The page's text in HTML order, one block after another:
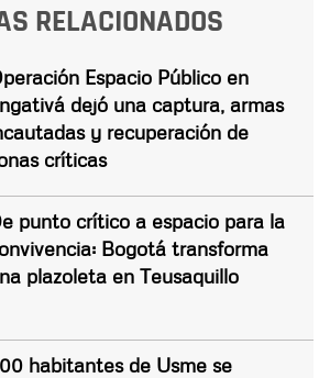
RELACIONADOS
Espacio Público en
dejó una captura, armas
y recuperación de
críticas
punto crítico a espacio para la
Bogotá transforma
plazoleta en Teusaquillo
habitantes de Usme se